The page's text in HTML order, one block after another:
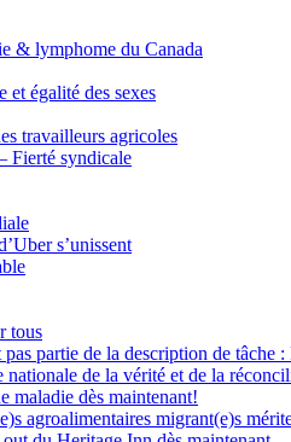
& lymphome du Canada
égalité des sexes
travailleurs agricoles
Fierté syndicale
s’unissent
tous
partie de la description de tâche
nationale de la vérité et de la
maladie dès maintenant!
agroalimentaires migrant(e)s